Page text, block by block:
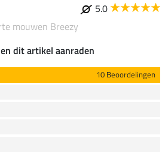
5.0
mouwen Breezy
dit artikel aanraden
10 Beoordelingen